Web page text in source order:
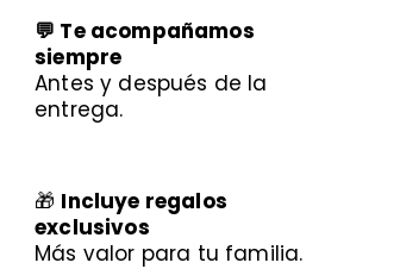
💬 Te acompañamos
siempre
Antes y después de la
entrega.
🎁 Incluye regalos
exclusivos
Más valor para tu familia.